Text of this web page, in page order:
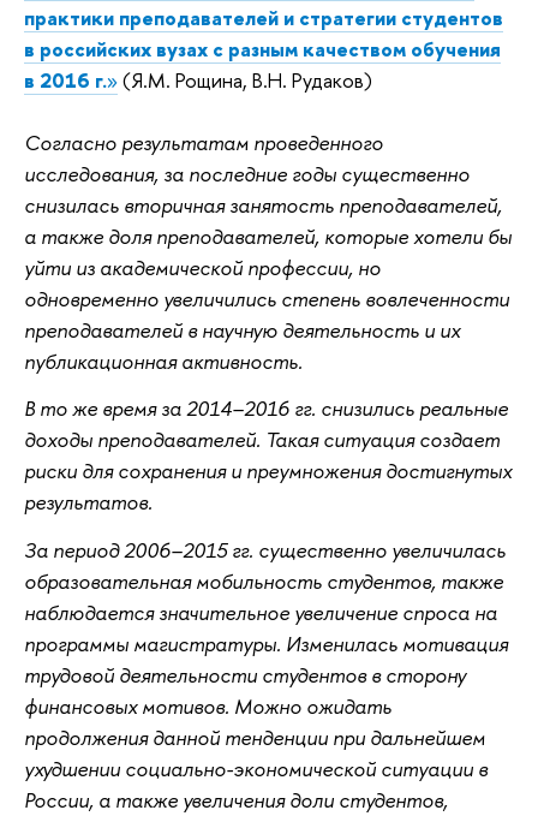
практики преподавателей и стратегии студентов
в российских вузах с разным качеством обучения
в 2016 г.»(Я.М. Рощина, В.Н. Рудаков)
Согласно результатам проведенного
исследования, за последние годы существенно
снизилась вторичная занятость преподавателей,
а также доля преподавателей, которые хотели бы
уйти из академической профессии, но
одновременно увеличились степень вовлеченности
преподавателей в научную деятельность и их
публикационная активность.
В то же время за 2014–2016 гг. снизились реальные
доходы преподавателей. Такая ситуация создает
риски для сохранения и преумножения достигнутых
результатов.
За период 2006–2015 гг. существенно увеличилась
образовательная мобильность студентов, также
наблюдается значительное увеличение спроса на
программы магистратуры. Изменилась мотивация
трудовой деятельности студентов в сторону
финансовых мотивов. Можно ожидать
продолжения данной тенденции при дальнейшем
ухудшении социально-экономической ситуации в
России, а также увеличения доли студентов,